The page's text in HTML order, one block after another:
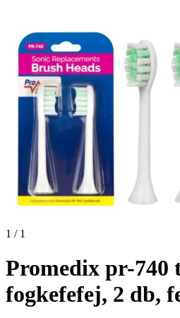
1 / 1
Promedix pr-740
fogkefefej, 2 db,